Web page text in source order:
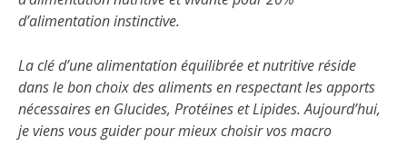
d’alimentation instinctive.
La clé d’une alimentation équilibrée et nutritive réside
dans le bon choix des aliments en respectant les apports
nécessaires en Glucides, Protéines et Lipides. Aujourd’hui,
je viens vous guider pour mieux choisir vos macro